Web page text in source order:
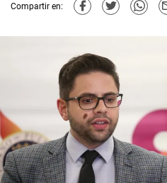
Compartir en: